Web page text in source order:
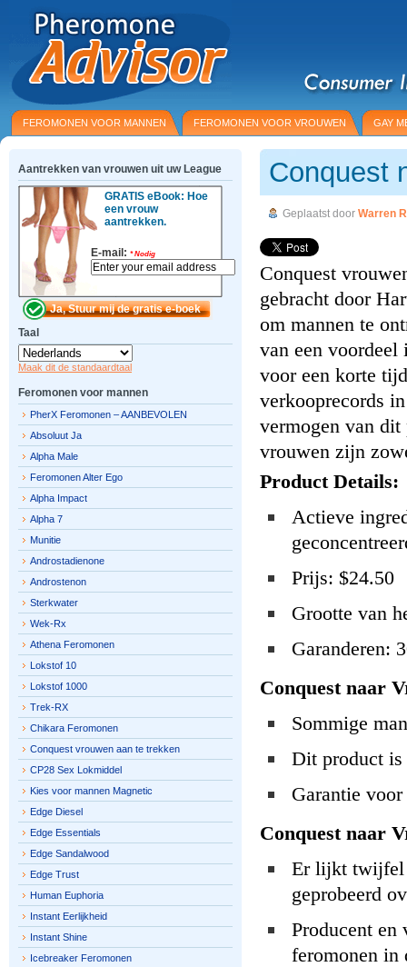
FEROMONEN VOOR MANNEN FEROMONEN VOOR VROUWEN GAY
Conquest
Geplaatst door Warren
Conquest
gebracht door
om mannen te
van een
voor een korte
verkooprecords
vermogen van
vrouwen zijn
Product Details:
Actieve
Prijs: $24.50
Grootte van
Garanderen:
Conquest naar
Sommige
Dit product
Garantie
Conquest naar
Er lijkt twijfel
geprobeerd
Producent en
feromonen in
Aantrekken van vrouwen uit uw League
GRATIS eBook: Hoe
een vrouw
aantrekken.
E-mail: *Nodig
Taal
Maak dit de standaardtaal
Feromonen voor mannen
PherX Feromonen – AANBEVOLEN
Absoluut Ja
Alpha Male
Feromonen Alter Ego
Alpha Impact
Alpha 7
Munitie
Androstadienone
Androstenon
Sterkwater
Wek-Rx
Athena Feromonen
Lokstof 10
Lokstof 1000
Trek-RX
Chikara Feromonen
Conquest vrouwen aan te trekken
CP28 Sex Lokmiddel
Kies voor mannen Magnetic
Edge Diesel
Edge Essentials
Edge Sandalwood
Edge Trust
Human Euphoria
Instant Eerlijkheid
Instant Shine
Icebreaker Feromonen